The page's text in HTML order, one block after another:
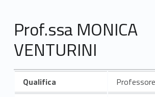
Prof.ssa MONICA
VENTURINI
Qualifica